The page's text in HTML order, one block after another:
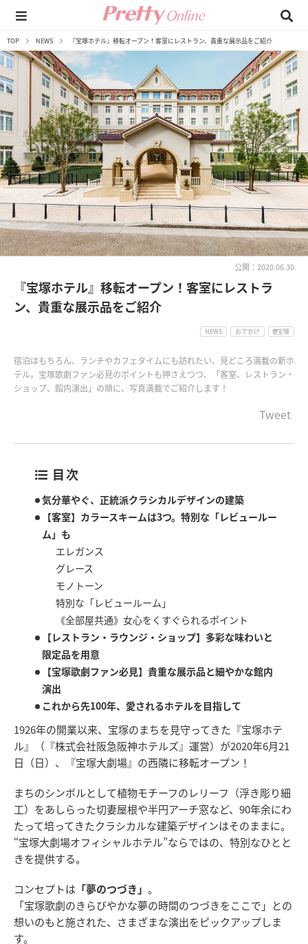
TOP NEWS 『宝塚ホテル』移転オープン！客室にレストラン、貴重な展示品をご紹介
公開：2020.06.30
『宝塚ホテル』移転オープン！客室にレストラ
ン、貴重な展示品をご紹介
NEWS おでかけ 宝塚
宿泊はもちろん、ランチやカフェタイムにも訪れたい、見どころ満載の新ホ
テル。宝塚歌劇ファン必見のポイントも押さえつつ、「客室、レストラン・
ショップ、館内演出」の順に、写真満載でご紹介します！
Tweet
目次
気分華やぐ、正統派クラシカルデザインの建築
【客室】カラースキームは3つ。特別な「レビュールー
ム」も
エレガンス
グレース
モノトーン
特別な「レビュールーム」
《全部屋共通》女心をくすぐられるポイント
【レストラン・ラウンジ・ショップ】多彩な味わいと
限定品を用意
【宝塚歌劇ファン必見】貴重な展示品と細やかな館内
演出
これから先100年、愛されるホテルを目指して
1926年の開業以来、宝塚のまちを見守ってきた『宝塚ホテ
ル』（『株式会社阪急阪神ホテルズ』運営）が2020年6月21
日（日）、『宝塚大劇場』の西隣に移転オープン！
まちのシンボルとして植物モチーフのレリーフ（浮き彫り細
工）をあしらった切妻屋根や半円アーチ窓など、90年余にわ
たって培ってきたクラシカルな建築デザインはそのままに。
“宝塚大劇場オフィシャルホテル”ならではの、特別なひとと
きを提供する。
コンセプトは 「夢のつづき」 。
「宝塚歌劇のきらびやかな夢の時間のつづきをここで」との
想いのもと施された、さまざまな演出をピックアップしま
す。